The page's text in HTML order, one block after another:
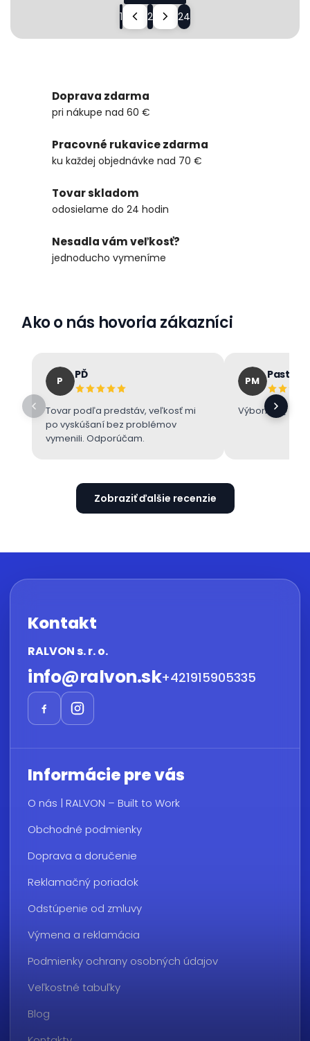
1 2 24
Doprava zdarma
pri nákupe nad 60 €
Pracovné rukavice zdarma
ku každej objednávke nad 70 €
Tovar skladom
odosielame do 24 hodin
Nesadla vám veľkosť?
jednoducho vymeníme
Ako o nás hovoria zákazníci
P PĎ
Tovar podľa predstáv, veľkosť mi
po vyskúšaní bez problémov
vymenili. Odporúčam.
PM
Výborne 👌
Zobraziť ďalšie recenzie
Kontakt
RALVON s. r. o.
info@ralvon.sk+421915905335
Informácie pre vás
O nás | RALVON – Built to Work
Obchodné podmienky
Doprava a doručenie
Reklamačný poriadok
Odstúpenie od zmluvy
Výmena a reklamácia
Podmienky ochrany osobných údajov
Veľkostné tabuľky
Blog